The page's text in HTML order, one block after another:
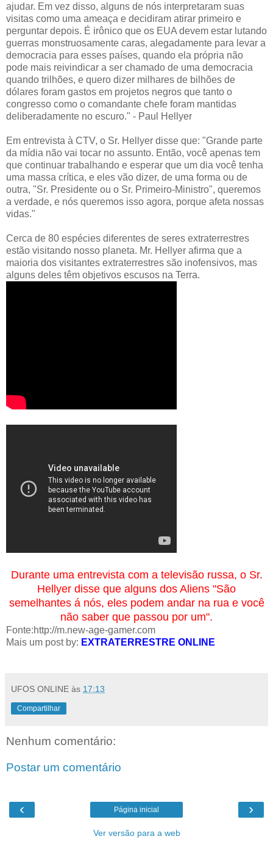
ajudar. Em vez disso, alguns de nós interpretaram suas
visitas como uma ameaça e decidiram atirar primeiro e
perguntar depois. É irônico que os EUA devem estar lutando
guerras monstruosamente caras, alegadamente para levar a
democracia para esses países, quando ela própria não
pode mais reivindicar a ser chamado de uma democracia
quando trilhões, e quero dizer milhares de bilhões de
dólares foram gastos em projetos negros que tanto o
congresso como o comandante chefe foram mantidas
deliberadamente no escuro." - Paul Hellyer
Em entrevista à CTV, o Sr. Hellyer disse que: "Grande parte
da mídia não vai tocar no assunto. Então, você apenas tem
que continuar trabalhando e esperar que um dia você tenha
uma massa crítica, e eles vão dizer, de uma forma ou de
outra, "Sr. Presidente ou o Sr. Primeiro-Ministro", queremos
a verdade, e nós queremos isso agora, porque afeta nossas
vidas."
Cerca de 80 espécies diferentes de seres extraterrestres
estão visitando nosso planeta. Mr. Hellyer afirma que a
maioria dos visitantes extraterrestres são inofensivos, mas
alguns deles têm objetivos escusos na Terra.
Durante uma entrevista com a televisão russa, o Sr.
Hellyer disse que alguns dos Aliens "São
semelhantes á nós, eles podem andar na rua e você
não saber que passou por um".
Fonte:http://m.new-age-gamer.com
Mais um post by: EXTRATERRESTRE ONLINE
UFOS ONLINE às 17:13
Compartilhar
Nenhum comentário:
Postar um comentário
‹ ›
Página inicial
Ver versão para a web